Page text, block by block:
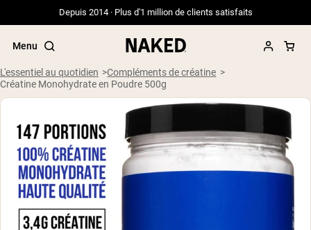
Depuis 2014 · Plus d'1 million de clients satisfaits
Menu
Termes de recherche populaires
”Protein Powder“
”Overnight Oats“
”Vegan protein“
”Collagen“
”Micellar Casein“
L'essentiel au quotidien
Compléments de créatine
Créatine Monohydrate en Poudre 500g